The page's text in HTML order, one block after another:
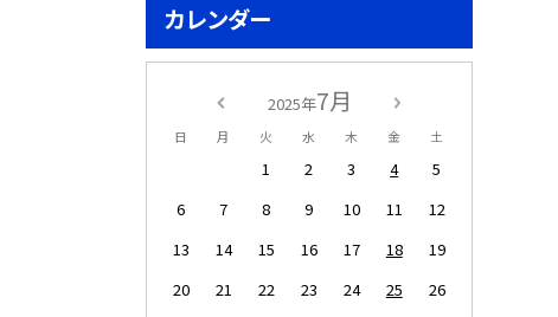
カレンダー
2025年7月
日 月 火 水 木 金 土
1 2 3 4
5
6
7 8 9 10 11
12
13
14 15 16 17 18
19
20
21 22 23 24 25
26